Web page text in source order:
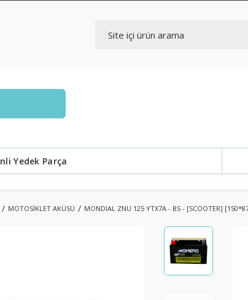
Yedek Parça
MOTOSİKLET AKÜSÜ MONDIAL ZNU 125 YTX7A - BS - [SCOOTER]